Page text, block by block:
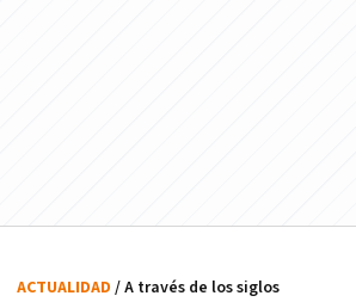
ACTUALIDAD / A través de los siglos